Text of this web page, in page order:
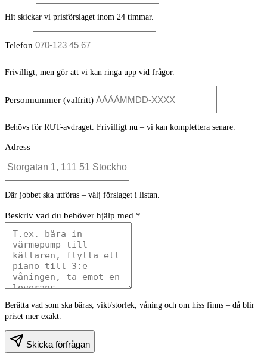
Hit skickar vi prisförslaget inom 24 timmar.
Telefon
Frivilligt, men gör att vi kan ringa upp vid frågor.
Personnummer (valfritt)
Behövs för RUT-avdraget. Frivilligt nu – vi kan komplettera senare.
Adress
Där jobbet ska utföras – välj förslaget i listan.
Beskriv vad du behöver hjälp med *
Berätta vad som ska bäras, vikt/storlek, våning och om hiss finns – då blir
priset mer exakt.
Skicka förfrågan